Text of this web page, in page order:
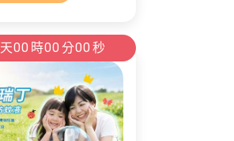
天00 時00 分00 秒